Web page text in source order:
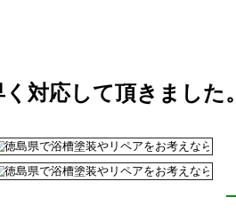
対応して頂きました。